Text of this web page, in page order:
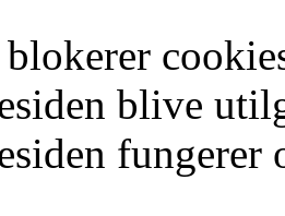
blive
fungerer